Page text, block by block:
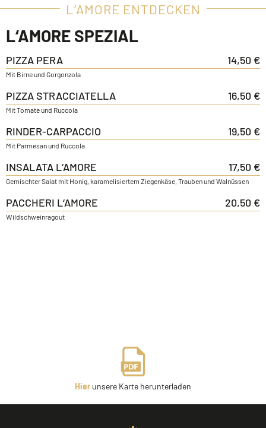
L‘AMORE ENTDECKEN
L‘AMORE SPEZIAL
PIZZA PERA 14,50 €
Mit Birne und Gorgonzola
PIZZA STRACCIATELLA 16,50 €
Mit Tomate und Ruccola
RINDER-CARPACCIO 19,50 €
Mit Parmesan und Ruccola
INSALATA L‘AMORE 17,50 €
Gemischter Salat mit Honig, karamelisiertem Ziegenkäse, Trauben und Walnüssen
PACCHERI L‘AMORE 20,50 €
Wildschweinragout
Hier unsere Karte herunterladen